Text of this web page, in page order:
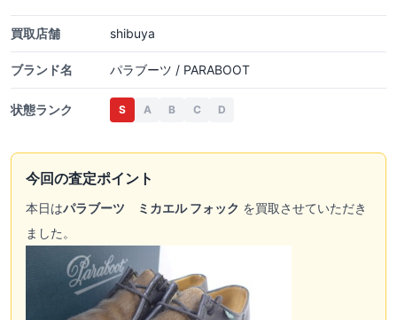
買取店舗 shibuya
ブランド名 パラブーツ / PARABOOT
状態ランク S A B C D
今回の査定ポイント
本日はパラブーツ ミカエル フォック を買取させていただき
ました。